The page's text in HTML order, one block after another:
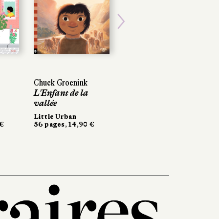
Chuck Groenink
L'Enfant de la
vallée
Little Urban
56 pages, 14,90 €